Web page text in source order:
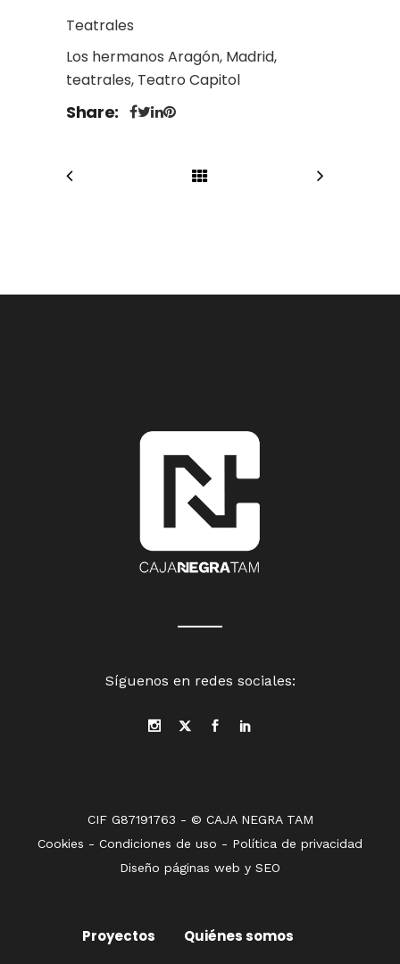
Teatrales
Los hermanos Aragón, Madrid,
teatrales, Teatro Capitol
Share
Proyectos Quiénes somos
Síguenos en redes sociales:
CIF G87191763 - © CAJA NEGRA TAM
Cookies - Condiciones de uso - Política de privacidad
Diseño páginas web y SEO